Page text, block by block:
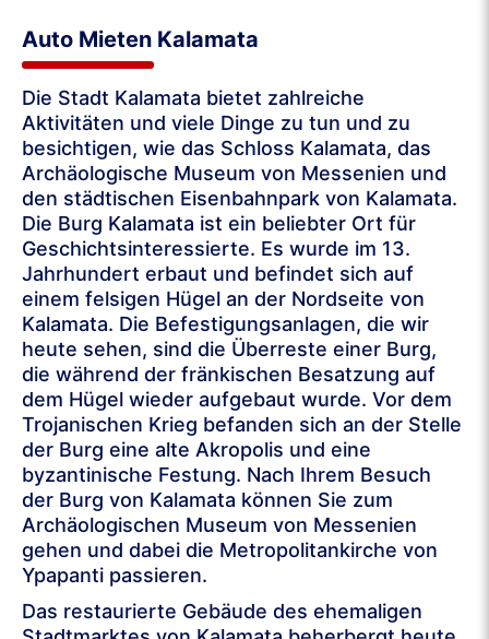
Auto Mieten Kalamata
Die Stadt Kalamata bietet zahlreiche
Aktivitäten und viele Dinge zu tun und zu
besichtigen, wie das Schloss Kalamata, das
Archäologische Museum von Messenien und
den städtischen Eisenbahnpark von Kalamata.
Die Burg Kalamata ist ein beliebter Ort für
Geschichtsinteressierte. Es wurde im 13.
Jahrhundert erbaut und befindet sich auf
einem felsigen Hügel an der Nordseite von
Kalamata. Die Befestigungsanlagen, die wir
heute sehen, sind die Überreste einer Burg,
die während der fränkischen Besatzung auf
dem Hügel wieder aufgebaut wurde. Vor dem
Trojanischen Krieg befanden sich an der Stelle
der Burg eine alte Akropolis und eine
byzantinische Festung. Nach Ihrem Besuch
der Burg von Kalamata können Sie zum
Archäologischen Museum von Messenien
gehen und dabei die Metropolitankirche von
Ypapanti passieren.
Das restaurierte Gebäude des ehemaligen